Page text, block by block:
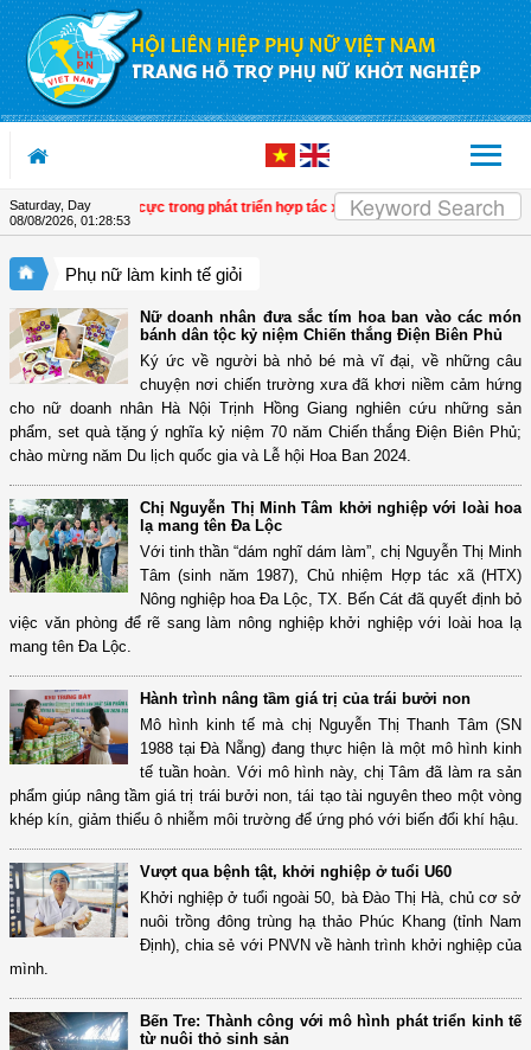
Skip to Content
Saturday, Day
08/08/2026 01:28:54
biến tích cực trong phát triển hợp tác xã do phụ nữ tham gia quản lý
Phụ nữ làm kinh tế giỏi
Nữ doanh nhân đưa sắc tím hoa ban vào các món
bánh dân tộc kỷ niệm Chiến thắng Điện Biên Phủ
Ký ức về người bà nhỏ bé mà vĩ đại, về những câu
chuyện nơi chiến trường xưa đã khơi niềm cảm hứng
cho nữ doanh nhân Hà Nội Trịnh Hồng Giang nghiên cứu những sản
phẩm, set quà tặng ý nghĩa kỷ niệm 70 năm Chiến thắng Điện Biên Phủ;
chào mừng năm Du lịch quốc gia và Lễ hội Hoa Ban 2024.
Chị Nguyễn Thị Minh Tâm khởi nghiệp với loài hoa
lạ mang tên Đa Lộc
Với tinh thần “dám nghĩ dám làm”, chị Nguyễn Thị Minh
Tâm (sinh năm 1987), Chủ nhiệm Hợp tác xã (HTX)
Nông nghiệp hoa Đa Lộc, TX. Bến Cát đã quyết định bỏ
việc văn phòng để rẽ sang làm nông nghiệp khởi nghiệp với loài hoa lạ
mang tên Đa Lộc.
Hành trình nâng tầm giá trị của trái bưởi non
Mô hình kinh tế mà chị Nguyễn Thị Thanh Tâm (SN
1988 tại Đà Nẵng) đang thực hiện là một mô hình kinh
tế tuần hoàn. Với mô hình này, chị Tâm đã làm ra sản
phẩm giúp nâng tầm giá trị trái bưởi non, tái tạo tài nguyên theo một vòng
khép kín, giảm thiểu ô nhiễm môi trường để ứng phó với biến đổi khí hậu.
Vượt qua bệnh tật, khởi nghiệp ở tuổi U60
Khởi nghiệp ở tuổi ngoài 50, bà Đào Thị Hà, chủ cơ sở
nuôi trồng đông trùng hạ thảo Phúc Khang (tỉnh Nam
Định), chia sẻ với PNVN về hành trình khởi nghiệp của
mình.
Bến Tre: Thành công với mô hình phát triển kinh tế
từ nuôi thỏ sinh sản